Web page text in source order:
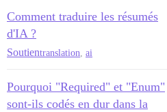
Comment traduire les résumés
d'IA ?
Soutientranslation ai
Pourquoi "Required" et "Enum"
sont-ils codés en dur dans la